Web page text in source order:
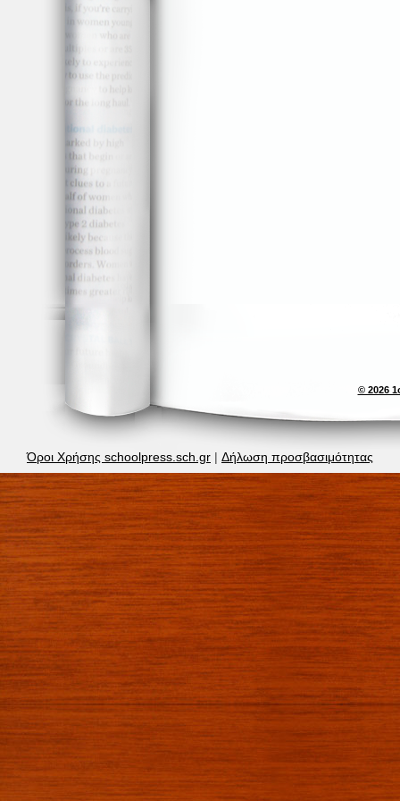
© 2026
Όροι Χρήσης schoolpress.sch.gr | Δήλωση προσβασιμότητας